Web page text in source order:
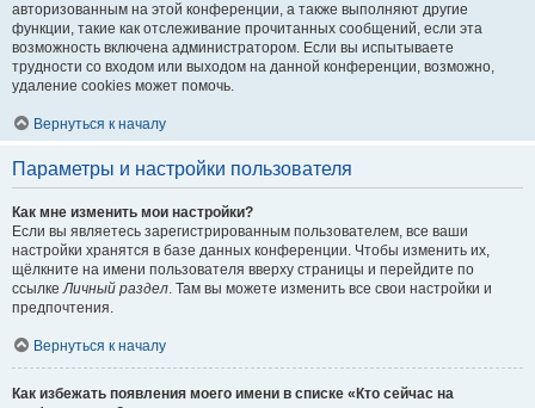
авторизованным на этой конференции, а также выполняют другие
функции, такие как отслеживание прочитанных сообщений, если эта
возможность включена администратором. Если вы испытываете
трудности со входом или выходом на данной конференции, возможно,
удаление cookies может помочь.
Вернуться к началу
Параметры и настройки пользователя
Как мне изменить мои настройки?
Если вы являетесь зарегистрированным пользователем, все ваши
настройки хранятся в базе данных конференции. Чтобы изменить их,
щёлкните на имени пользователя вверху страницы и перейдите по
ссылкеЛичный раздел. Там вы можете изменить все свои настройки и
предпочтения.
Вернуться к началу
Как избежать появления моего имени в списке «Кто сейчас на